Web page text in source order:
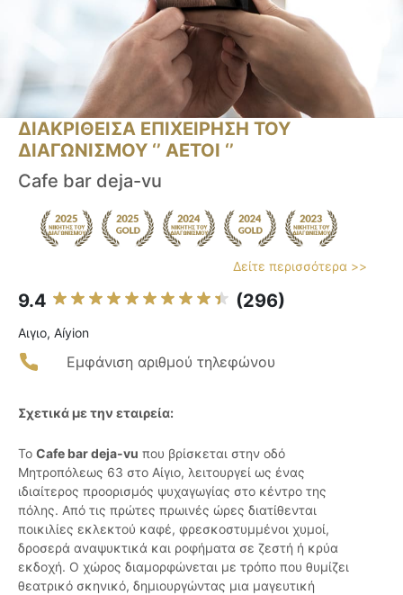
ΔΙΑΚΡΙΘΕΙΣΑ ΕΠΙΧΕΙΡΗΣΗ ΤΟΥ
ΔΙΑΓΩΝΙΣΜΟΥ ‘’ ΑΕΤΟΙ ‘’
Cafe bar deja-vu
Δείτε περισσότερα >>
9.4 (296)
Αιγιο, Aíyion
Εμφάνιση αριθμού τηλεφώνου
Σχετικά με την εταιρεία:
Το Cafe bar deja-vu που βρίσκεται στην οδό
Μητροπόλεως 63 στο Αίγιο, λειτουργεί ως ένας
ιδιαίτερος προορισμός ψυχαγωγίας στο κέντρο της
πόλης. Από τις πρώτες πρωινές ώρες διατίθενται
ποικιλίες εκλεκτού καφέ, φρεσκοστυμμένοι χυμοί,
δροσερά αναψυκτικά και ροφήματα σε ζεστή ή κρύα
εκδοχή. Ο χώρος διαμορφώνεται με τρόπο που θυμίζει
θεατρικό σκηνικό, δημιουργώντας μια μαγευτική